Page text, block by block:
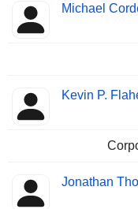
Michael
Kevin P.
Jonathan